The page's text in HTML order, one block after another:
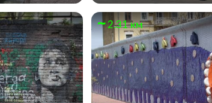
2.31 км